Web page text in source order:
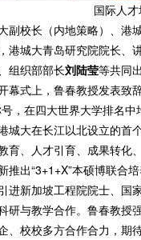
国际人
副校长（内地策略）、港
，港城大青岛研究院院长、
组织部部长刘陆莹等共同
幕式上，鲁春教授发表致
，在四大世界大学排名
城大在长江以北设立的首
育、人才引育、成果转化
推出“3+1+X”本硕博联合
进新加坡工程院院士、国
研与教学合作。鲁春教授
、校校多方合作合力，期